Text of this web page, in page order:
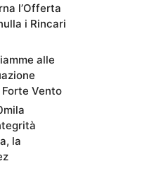
l’Offerta
i Rincari
alle
Vento
la